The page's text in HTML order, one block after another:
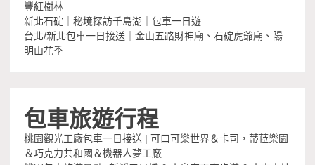
豐紅樹林
新北石碇｜秘境探訪千島湖｜包車一日遊
台北/新北包車一日接送｜金山五路財神廟、石碇虎爺廟、陽
明山花季
包車旅遊行程
桃園觀光工廠包車一日接送 | 可口可樂世界＆卡司，蒂菈樂園
＆巧克力共和國＆機器人夢工廠